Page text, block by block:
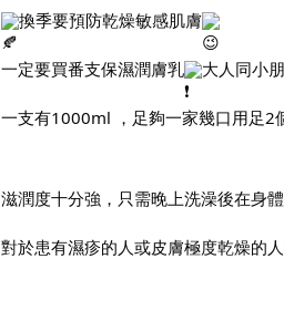
換季要預防乾燥敏感肌膚
一定要買番支保濕潤膚乳 大人同小
一支有1000ml ，足夠一家幾口用足2
滋潤度十分強，只需晚上洗澡後在身
對於患有濕疹的人或皮膚極度乾燥的人